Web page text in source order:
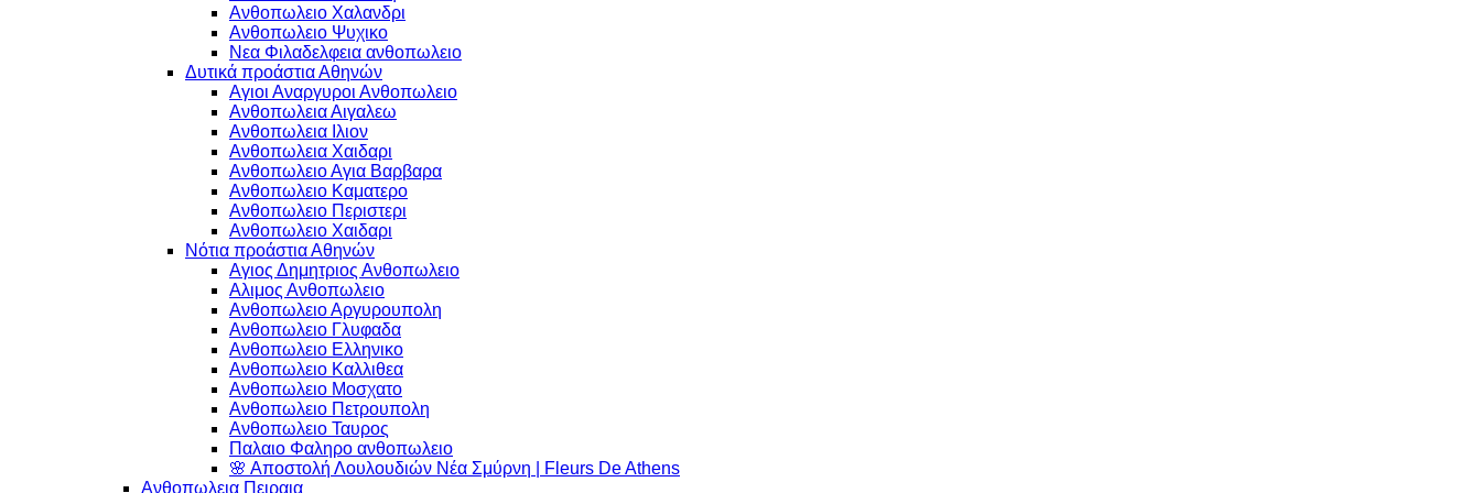
Ανθοπωλειο Χαλανδρι
Ανθοπωλειο Ψυχικο
Νεα Φιλαδελφεια ανθοπωλειο
Δυτικά προάστια Αθηνών
Αγιοι Αναργυροι Ανθοπωλειο
Ανθοπωλεια Αιγαλεω
Ανθοπωλεια Ιλιον
Ανθοπωλεια Χαιδαρι
Ανθοπωλειο Αγια Βαρβαρα
Ανθοπωλειο Καματερο
Ανθοπωλειο Περιστερι
Ανθοπωλειο Χαιδαρι
Νότια προάστια Αθηνών
Αγιος Δημητριος Ανθοπωλειο
Αλιμος Ανθοπωλειο
Ανθοπωλειο Αργυρουπολη
Ανθοπωλειο Γλυφαδα
Ανθοπωλειο Ελληνικο
Ανθοπωλειο Καλλιθεα
Ανθοπωλειο Μοσχατο
Ανθοπωλειο Πετρουπολη
Ανθοπωλειο Ταυρος
Παλαιο Φαληρο ανθοπωλειο
🌸 Αποστολή Λουλουδιών Νέα Σμύρνη | Fleurs De Athens
Ανθοπωλεια Πειραια